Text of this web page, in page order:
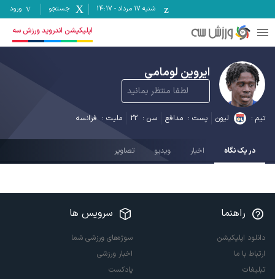
شنبه ۱۷ مرداد -
14:17 جستجو ورود
اپلیکیشن اندروید ورزش سه
ایروین لومامی
لطفا منتظر بمانید
تیم : لیون پست : مدافع سن : 22 ملیت : فرانسه
در یک نگاه اخبار ویدیو تصاویر
راهنما
دانلود اپلیکیشن
ارتباط با ما
تبلیغات
سرویس ها
سوژه‌های ورزشی شما
اخبار ورزشی
پادکست